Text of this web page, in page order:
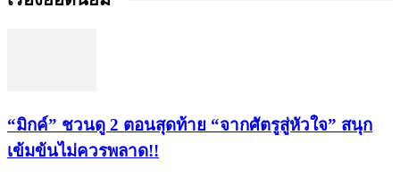
“มิกค์” ชวนดู 2 ตอนสุดท้าย “จากศัตรูสู่หัวใจ” สนุก
เข้มข้นไม่ควรพลาด!!